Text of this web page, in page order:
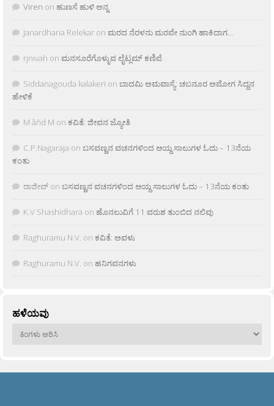
Viren on ಹುಣಸೆ ಹುಳಿ ಅನ್ನ
Janardhana Relekar on ಮರದ ನೆರಳನು ಮರವೇ ನುಂಗಿ ಹಾಕಿದಾಗ…
rjnivah on ಮನಸೂರೆಗೊಳ್ಳುವ ಲೈಟ್ಲಮ್ ಕಣಿವೆ
Siddanagouda kalakeri on ಬಾದಮಿ ಅಮವಾಸ್ಯೆ: ಚಬನೂರ ಅಮೋಗ ಸಿದ್ದನ
ಹೇಳಿಕೆ
M âñd M on ಕವಿತೆ: ಜೀವನ ಜ್ಯೋತಿ
C.P.Nagaraja on ಬಸವಣ್ಣನ ವಚನಗಳಿಂದ ಆಯ್ದ ಸಾಲುಗಳ ಓದು – 13ನೆಯ
ಕಂತು
ರಾಜೀವ್ on ಬಸವಣ್ಣನ ವಚನಗಳಿಂದ ಆಯ್ದ ಸಾಲುಗಳ ಓದು – 13ನೆಯ ಕಂತು
K.V Shashidhara on ಹೊನಲುವಿಗೆ 11 ವರುಶ ತುಂಬಿದ ನಲಿವು
Raghuramu N.V. on ಕವಿತೆ: ಅವಳು
Raghuramu N.V. on ಹನಿಗವನಗಳು
ಹಳೆಯವು
ಹಳೆಯವು